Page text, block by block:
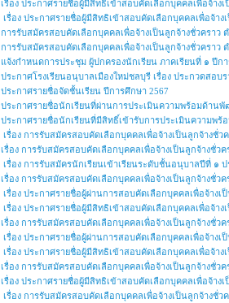
เรื่อง ประกาศรายชื่อผู้มีสิทธิเข้าสอบคัดเลือกบุคคลเพื่อจ้า
เรื่อง ประกาศรายชื่อผู้มีสิทธิเข้าสอบคัดเลือกบุคคลเพื่อจ้า
การรับสมัครสอบคัดเลือกบุคคลเพื่อจ้างเป็นลูกจ้างชั่วครา
การรับสมัครสอบคัดเลือกบุคคลเพื่อจ้างเป็นลูกจ้างชั่วคราว
แจ้งกำหนดการประชุม ผู้ปกครองนักเรียน ภาคเรียนที่ ๑
ประกาศโรงเรียนอนุบาลเมืองใหม่ชลบุรี เรื่อง ประกวดสอ
ประกาศรายชื่อจัดชั้นเรียน ปีการศึกษา 2567
ประกาศรายชื่อนักเรียนที่ผ่านการประเมินความพร้อมด้าน
ประกาศรายชื่อนักเรียนที่มีสิทธิ์เข้ารับการประเมินความพ
เรื่อง การรับสมัครสอบคัดเลือกบุคคลเพื่อจ้างเป็นลูกจ้าง
เรื่อง การรับสมัครสอบคัดเลือกบุคคลเพื่อจ้างเป็นลูกจ้างชั่ว
เรื่อง การรับสมัครนักเรียนเข้าเรียนระดับชั้นอนุบาลปีที่ ๑
เรื่อง การรับสมัครสอบคัดเลือกบุคคลเพื่อจ้างเป็นลูกจ้างชั่ว
เรื่อง ประกาศรายชื่อผู้ผ่านการสอบคัดเลือกบุคคลเพื่อจ้างเ
เรื่อง ประกาศรายชื่อผู้มีสิทธิเข้าสอบคัดเลือกบุคคลเพื่อจ้าง
เรื่อง การรับสมัครสอบคัดเลือกบุคคลเพื่อจ้างเป็นลูกจ้างชั่ว
เรื่อง ประกาศรายชื่อผู้ผ่านการสอบคัดเลือกบุคคลเพื่อจ้างเ
เรื่อง ประกาศรายชื่อผู้มีสิทธิเข้าสอบคัดเลือกบุคคลเพื่อจ้าง
เรื่อง การรับสมัครสอบคัดเลือกบุคคลเพื่อจ้างเป็นลูกจ้างชั่ว
เรื่อง ประกาศรายชื่อผู้มีสิทธิเข้าสอบคัดเลือกบุคคลเพื่อจ้างเ
เรื่อง การรับสมัครสอบคัดเลือกบุคคลเพื่อจ้างเป็นลูกจ้างชั่ว